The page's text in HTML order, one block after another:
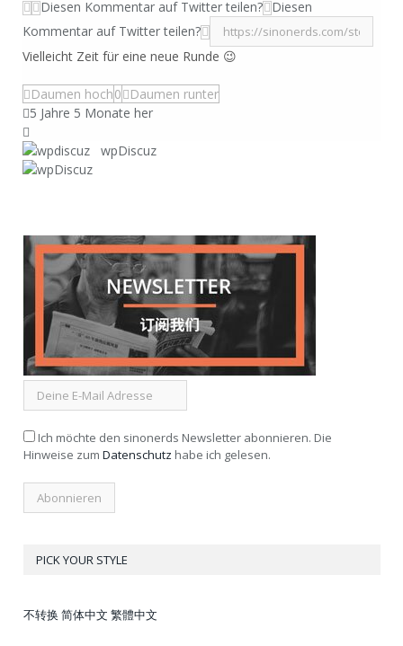
Diesen Kommentar auf Twitter teilen? Diesen
Kommentar auf Twitter teilen?
Vielleicht Zeit für eine neue Runde 😉
Daumen hoch0
Daumen runter
5 Jahre 5 Monate her
wpDiscuz
Ich möchte den sinonerds Newsletter abonnieren. Die
Hinweise zum Datenschutz habe ich gelesen.
PICK YOUR STYLE
不转换 简体中文 繁體中文